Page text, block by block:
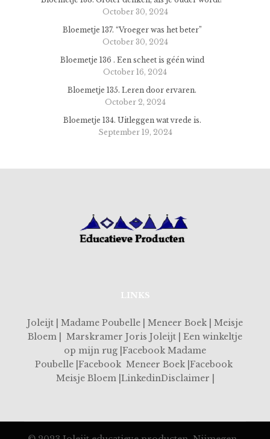
October 30, 2024
Bloemetje 137. “Vroeger was het beter”
October 30, 2024
Bloemetje 136 . Een scheet is géén wind
October 16, 2024
Bloemetje 135. Leren door ervaren.
October 2, 2024
Bloemetje 134. Uitleggen wat vrede is.
September 19, 2024
LINKS
Joleijt | Madame Poubelle | Meneer Boek | Meisje
Bloem | Marskramer Joris Joleijt | Een winkeltje
op mijn rug |Facebook Madame
Poubelle |Facebook Meneer Boek |Facebook
Meisje Bloem |LinkedinDisclaimer |